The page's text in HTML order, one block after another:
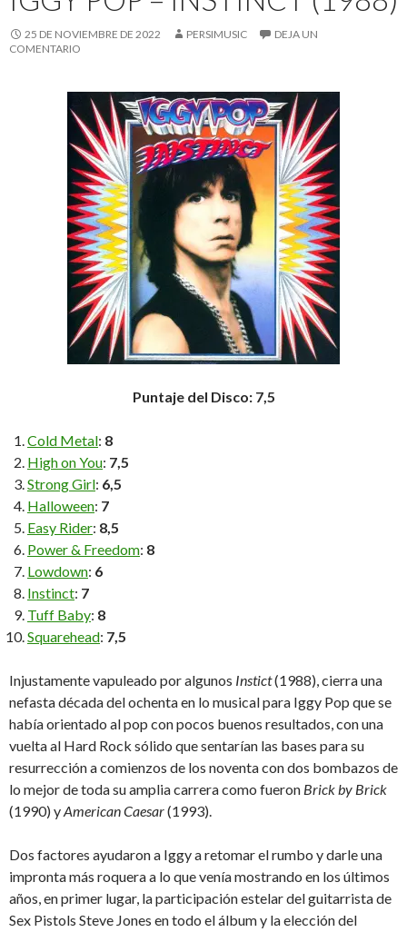
25 DE NOVIEMBRE DE 2022 PERSIMUSIC
DEJA UN
COMENTARIO
Puntaje del Disco: 7,5
Cold Metal: 8
High on You: 7,5
Strong Girl: 6,5
Halloween: 7
Easy Rider: 8,5
Power & Freedom: 8
Lowdown: 6
Instinct: 7
Tuff Baby: 8
Squarehead: 7,5
Injustamente vapuleado por algunos Instict(1988), cierra una
nefasta década del ochenta en lo musical para Iggy Pop que se
había orientado al pop con pocos buenos resultados, con una
vuelta al Hard Rock sólido que sentarían las bases para su
resurrección a comienzos de los noventa con dos bombazos de
lo mejor de toda su amplia carrera como fueron Brick by Brick
(1990) yAmerican Caesar(1993).
Dos factores ayudaron a Iggy a retomar el rumbo y darle una
impronta más roquera a lo que venía mostrando en los últimos
años, en primer lugar, la participación estelar del guitarrista de
Sex Pistols Steve Jones en todo el álbum y la elección del